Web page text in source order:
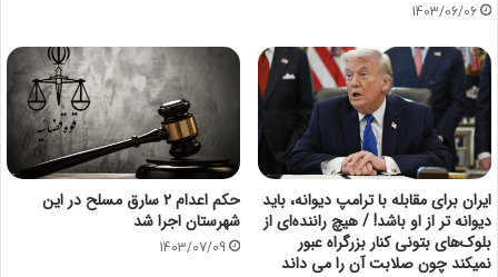
1403/06/06
ایران برای مقابله با ترامپ دیوانه، باید
دیوانه تر از او باشد! / هیچ راننده‌ای از
بلوک‌های بتونی کنار بزرگراه عبور
نمیکند چون صلابت آن را می داند
حکم اعدام ۲ سارق مسلح در این
شهرستان اجرا شد
1403/07/09